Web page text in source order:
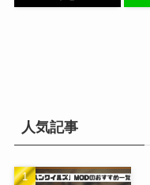
人気記事